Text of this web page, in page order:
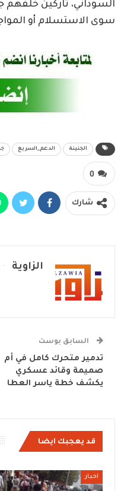
السوداني، تاركين خلفهم
سوى الاستسلام أو
الجنينة الدعم_السريع
0
شارك
الزاوية
السابق بوست
تدمير متحرك كامل في أم
صميمة وقائد عسكري
يكشف خطة ياسر العطا
قد يعجبك ايضا
اخبار